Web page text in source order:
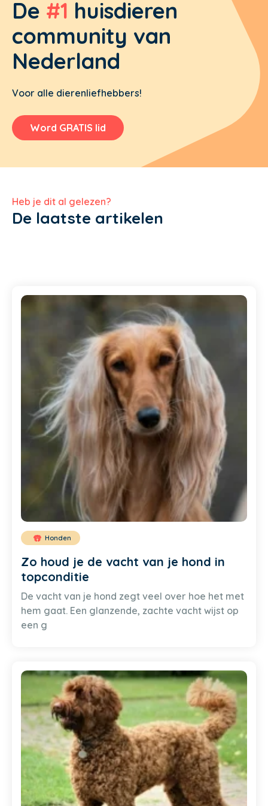
De #1 huisdieren
community van
Nederland
Voor alle dierenliefhebbers!
Word GRATIS lid
Heb je dit al gelezen?
De laatste artikelen
Honden
Zo houd je de vacht van je hond in
topconditie
De vacht van je hond zegt veel over hoe het met
hem gaat. Een glanzende, zachte vacht wijst op
een g